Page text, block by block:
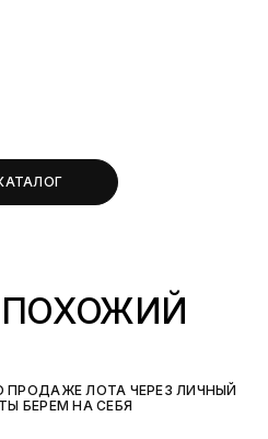
ПОХОЖИЙ
ЛОТА ЧЕРЕЗ ЛИЧНЫЙ
БЕРЕМ НА СЕБЯ